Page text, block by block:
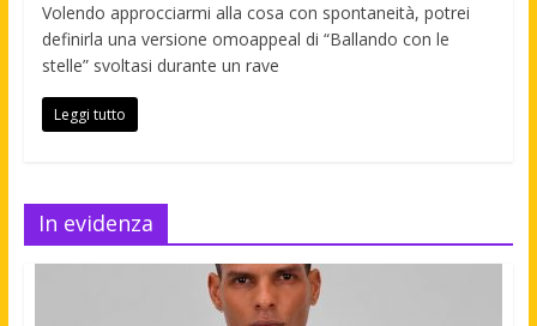
Volendo approcciarmi alla cosa con spontaneità, potrei
definirla una versione omoappeal di “Ballando con le
stelle” svoltasi durante un rave
Leggi tutto
In evidenza